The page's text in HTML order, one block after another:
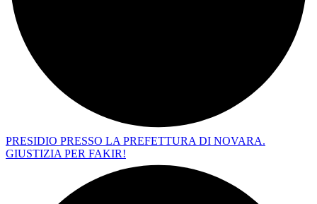
PRESIDIO PRESSO LA PREFETTURA DI NOVARA.
GIUSTIZIA PER FAKIR!